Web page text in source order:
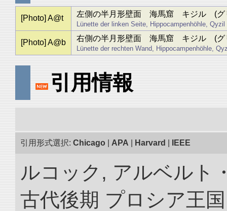
[Photo] A@t 左側の半月形壁面 海馬窟 キジル (グ
Lünette der linken Seite, Hippocampenhöhle, Qyzil
[Photo] A@b 右側の半月形壁面 海馬窟 キジル (グ
Lünette der rechten Wand, Hippocampenhöhle,
引用情報
引用形式選択: Chicago APA Harvard IEEE
ルコック, アルベルト
古代後期 プロシア王